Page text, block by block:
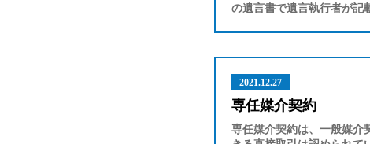
の遺言書で遺言執行者が
2021.12.27
専任媒介契約
専任媒介契約は、一般媒介